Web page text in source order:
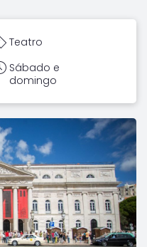
Teatro
Sábado e
domingo